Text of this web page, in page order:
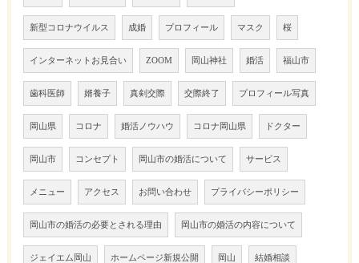
新型コロナウイルス 成婚 プロフィール マスク 桜
インターネットお見合い ZOOM 岡山神社 婚活 福山市
歯科医師 婿養子 真剣交際 交際終了 プロフィール写真
岡山県 コロナ 婚活ノウハウ コロナ岡山県 ドクター
岡山市 コンセプト 岡山市の婚活について サービス
メニュー アクセス お問い合わせ プライバシーポリシー
岡山市の婚活の必要とされる理由 岡山市の婚活の内容について
ジェイエム岡山 ホームページ新規公開 岡山 結婚相談